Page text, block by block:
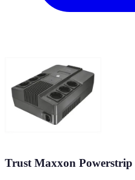
Trust Maxxon Powerstrip